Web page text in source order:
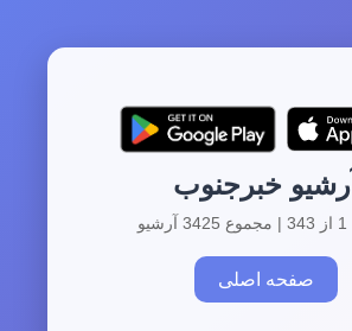
آرشیو خبرجنوب
صفحه اصلی